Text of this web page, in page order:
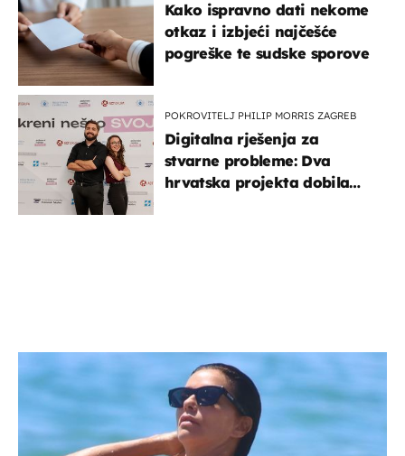
Kako ispravno dati nekome
otkaz i izbjeći najčešće
pogreške te sudske sporove
POKROVITELJ PHILIP MORRIS ZAGREB
Digitalna rješenja za
stvarne probleme: Dva
hrvatska projekta dobila